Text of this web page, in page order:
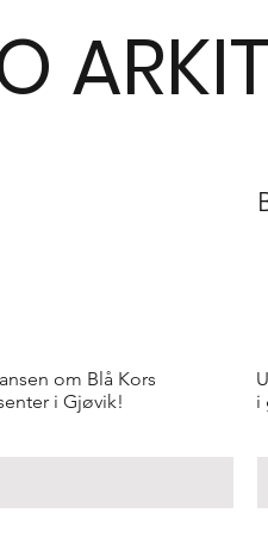
om Blå Kors
i Gjøvik!
i